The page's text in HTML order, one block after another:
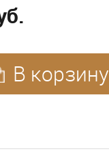
В корзину